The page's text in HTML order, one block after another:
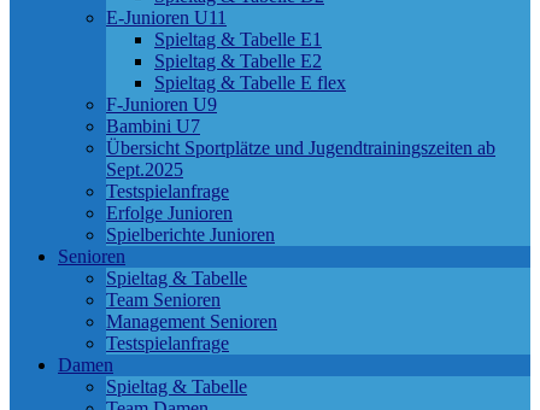
E-Junioren U11
Spieltag & Tabelle E1
Spieltag & Tabelle E2
Spieltag & Tabelle E flex
F-Junioren U9
Bambini U7
Übersicht Sportplätze und Jugendtrainingszeiten ab
Sept.2025
Testspielanfrage
Erfolge Junioren
Spielberichte Junioren
Senioren
Spieltag & Tabelle
Team Senioren
Management Senioren
Testspielanfrage
Damen
Spieltag & Tabelle